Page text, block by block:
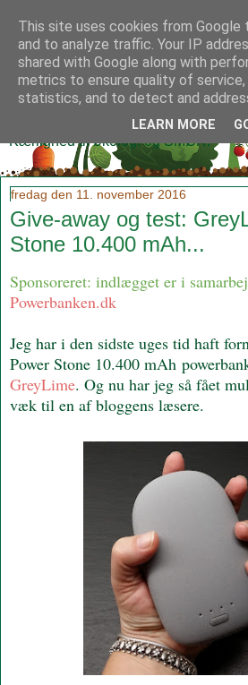
Klidmoster.dk
Kærlighed til økologi og SMØR!
fredag den 11. november 2016
Give-away og test:
Stone 10.400 mAh...
Sponsoreret: indlægget er i
Powerbanken.dk
Jeg har i den sidste uges tid haft
Power Stone 10.400 mAh
GreyLime. Og nu har jeg så fået
væk til en af bloggens læsere.
This site uses cookies from
and to analyze traffic. Your IP
shared with Google along with
metrics to ensure quality of service,
statistics, and to detect and
LEARN MORE